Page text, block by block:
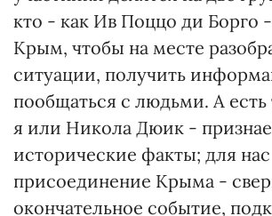
кто - как Ив Поццо ди Борго
Крым, чтобы на месте
ситуации, получить
пообщаться с людьми. А есть
я или Никола Дюик -
исторические факты; для нас
присоединение Крыма -
окончательное событие,